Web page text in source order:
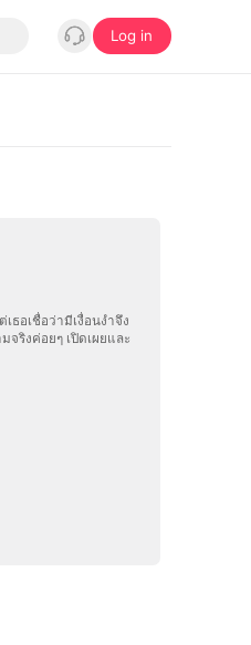
Log in
อเชื่อว่ามีเงื่อนงำจึง
ริงค่อยๆ เปิดเผยและ